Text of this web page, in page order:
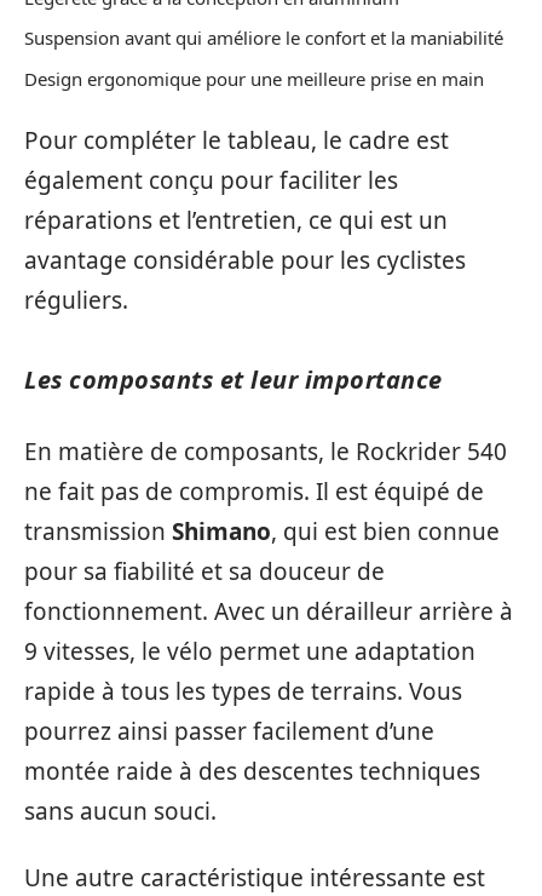
Suspension avant qui améliore le confort et la maniabilité
Design ergonomique pour une meilleure prise en main
Pour compléter le tableau, le cadre est
également conçu pour faciliter les
réparations et l’entretien, ce qui est un
avantage considérable pour les cyclistes
réguliers.
Les composants et leur importance
En matière de composants, le Rockrider 540
ne fait pas de compromis. Il est équipé de
transmission Shimano, qui est bien connue
pour sa fiabilité et sa douceur de
fonctionnement. Avec un dérailleur arrière à
9 vitesses, le vélo permet une adaptation
rapide à tous les types de terrains. Vous
pourrez ainsi passer facilement d’une
montée raide à des descentes techniques
sans aucun souci.
Une autre caractéristique intéressante est